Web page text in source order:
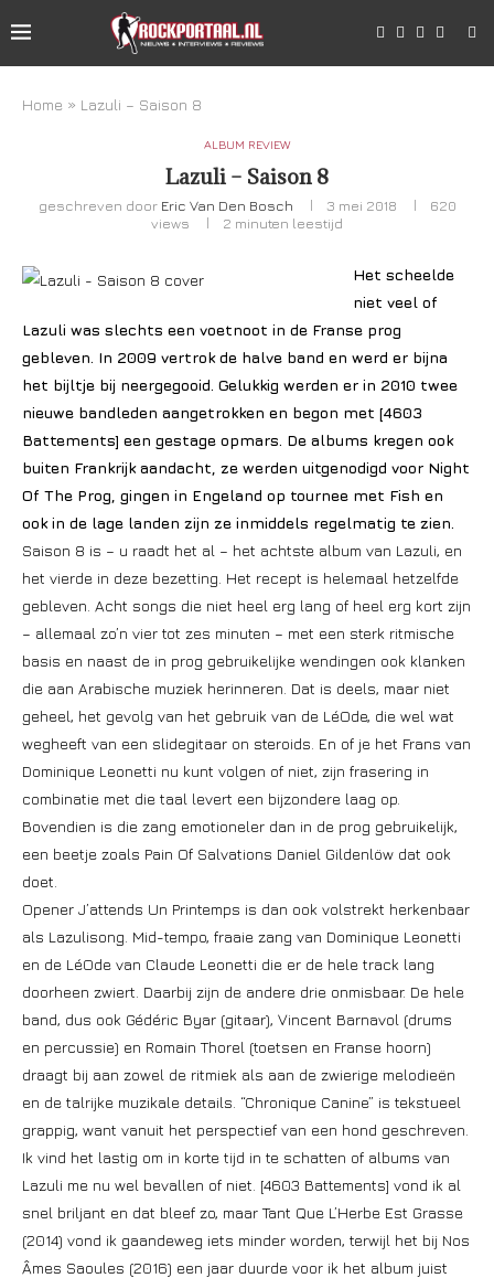
Home » Lazuli – Saison 8
ALBUM REVIEW
Lazuli – Saison 8
geschreven door Eric Van Den Bosch 3 mei 2018
620
views
2 minuten leestijd
Het scheelde
niet veel of
Lazuli was slechts een voetnoot in de Franse prog
gebleven. In 2009 vertrok de halve band en werd er bijna
het bijltje bij neergegooid. Gelukkig werden er in 2010 twee
nieuwe bandleden aangetrokken en begon met [4603
Battements] een gestage opmars. De albums kregen ook
buiten Frankrijk aandacht, ze werden uitgenodigd voor Night
Of The Prog, gingen in Engeland op tournee met Fish en
ook in de lage landen zijn ze inmiddels regelmatig te zien.
Saison 8 is – u raadt het al – het achtste album van Lazuli, en
het vierde in deze bezetting. Het recept is helemaal hetzelfde
gebleven. Acht songs die niet heel erg lang of heel erg kort zijn
– allemaal zo’n vier tot zes minuten – met een sterk ritmische
basis en naast de in prog gebruikelijke wendingen ook klanken
die aan Arabische muziek herinneren. Dat is deels, maar niet
geheel, het gevolg van het gebruik van de LéOde, die wel wat
wegheeft van een slidegitaar on steroids. En of je het Frans van
Dominique Leonetti nu kunt volgen of niet, zijn frasering in
combinatie met die taal levert een bijzondere laag op.
Bovendien is die zang emotioneler dan in de prog gebruikelijk,
een beetje zoals Pain Of Salvations Daniel Gildenlöw dat ook
doet.
Opener J’attends Un Printemps is dan ook volstrekt herkenbaar
als Lazulisong. Mid-tempo, fraaie zang van Dominique Leonetti
en de LéOde van Claude Leonetti die er de hele track lang
doorheen zwiert. Daarbij zijn de andere drie onmisbaar. De hele
band, dus ook Gédéric Byar (gitaar), Vincent Barnavol (drums
en percussie) en Romain Thorel (toetsen en Franse hoorn)
draagt bij aan zowel de ritmiek als aan de zwierige melodieën
en de talrijke muzikale details. “Chronique Canine” is tekstueel
grappig, want vanuit het perspectief van een hond geschreven.
Ik vind het lastig om in korte tijd in te schatten of albums van
Lazuli me nu wel bevallen of niet. [4603 Battements] vond ik al
snel briljant en dat bleef zo, maar Tant Que L’Herbe Est Grasse
(2014) vond ik gaandeweg iets minder worden, terwijl het bij Nos
Âmes Saoules (2016) een jaar duurde voor ik het album juist